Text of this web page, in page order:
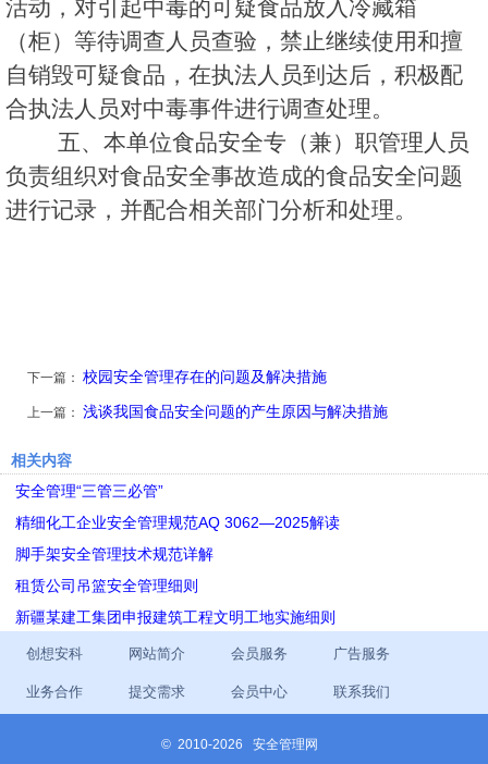
活动，对引起中毒的可疑食品放入冷藏箱
（柜）等待调查人员查验，禁止继续使用和擅
自销毁可疑食品，在执法人员到达后，积极配
合执法人员对中毒事件进行调查处理。
五、本单位食品安全专（兼）职管理人员
负责组织对食品安全事故造成的食品安全问题
进行记录，并配合相关部门分析和处理。
下一篇： 校园安全管理存在的问题及解决措施
上一篇： 浅谈我国食品安全问题的产生原因与解决措施
相关内容
安全管理“三管三必管”
精细化工企业安全管理规范AQ 3062—2025解读
脚手架安全管理技术规范详解
租赁公司吊篮安全管理细则
新疆某建工集团申报建筑工程文明工地实施细则
创想安科 网站简介 会员服务 广告服务
业务合作 提交需求 会员中心 联系我们
© 2010-2026 安全管理网